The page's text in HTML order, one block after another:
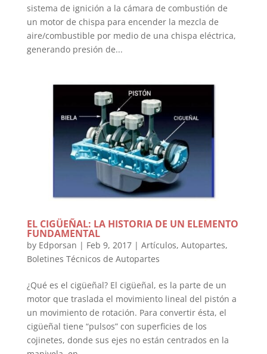
sistema de ignición a la cámara de combustión de
un motor de chispa para encender la mezcla de
aire/combustible por medio de una chispa eléctrica,
generando presión de...
EL CIGÜEÑAL: LA HISTORIA DE UN ELEMENTO
FUNDAMENTAL
by Edporsan | Feb 9, 2017| Artículos, Autopartes,
Boletines Técnicos de Autopartes
¿Qué es el cigüeñal? El cigüeñal, es la parte de un
motor que traslada el movimiento lineal del pistón a
un movimiento de rotación. Para convertir ésta, el
cigüeñal tiene “pulsos” con superficies de los
cojinetes, donde sus ejes no están centrados en la